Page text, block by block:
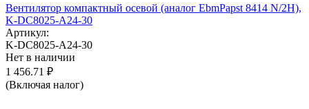
Вентилятор компактный осевой (аналог EbmPapst 8414 N/2H),
K-DC8025-A24-30
Артикул:
K-DC8025-A24-30
Нет в наличии
1 456.71 ₽
(Включая налог)